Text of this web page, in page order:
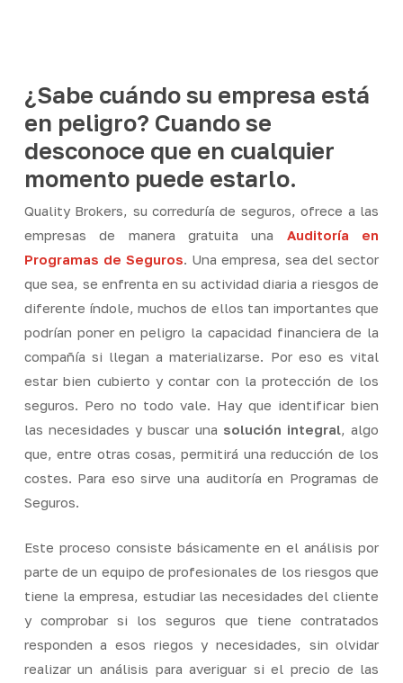
content¿Sabe cuándo su empresa está
en peligro? Cuando se
desconoce que en cualquier
momento puede estarlo.
Quality Brokers, su correduría de seguros, ofrece a las
empresas de manera gratuita una Auditoría en
Programas de Seguros. Una empresa, sea del sector
que sea, se enfrenta en su actividad diaria a riesgos de
diferente índole, muchos de ellos tan importantes que
podrían poner en peligro la capacidad financiera de la
compañía si llegan a materializarse. Por eso es vital
estar bien cubierto y contar con la protección de los
seguros. Pero no todo vale. Hay que identificar bien
las necesidades y buscar una solución integral, algo
que, entre otras cosas, permitirá una reducción de los
costes. Para eso sirve una auditoría en Programas de
Seguros.
Este proceso consiste básicamente en el análisis por
parte de un equipo de profesionales de los riesgos que
tiene la empresa, estudiar las necesidades del cliente
y comprobar si los seguros que tiene contratados
responden a esos riegos y necesidades, sin olvidar
realizar un análisis para averiguar si el precio de las